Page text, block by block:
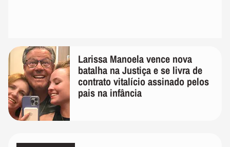
Larissa Manoela vence nova
batalha na Justiça e se livra de
contrato vitalício assinado pelos
pais na infância